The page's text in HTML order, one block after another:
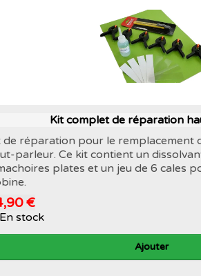
Kit complet de réparation
de réparation pour le remplacement
parleur. Ce kit contient un
plates et un jeu de 6 cales
€
En stock
Ajouter